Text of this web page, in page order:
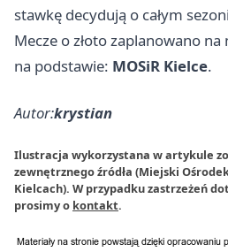
stawkę decydują o całym
Mecze o złoto zaplanowano
na podstawie: MOSiR Kielce.
Autor:krystian
Ilustracja wykorzystana w artykule
zewnętrznego źródła (Miejski
Kielcach). W przypadku zastrzeżeń
prosimy o kontakt.